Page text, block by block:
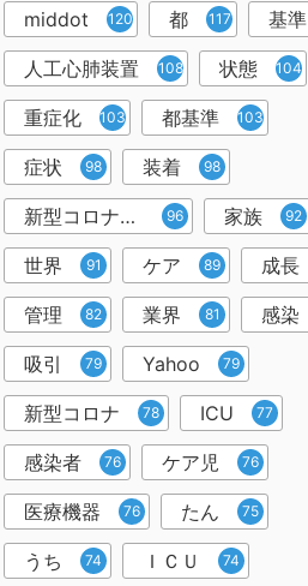
middot 120 都 117 基準
人工心肺装置 108 状態 104
重症化 103 都基準 103
症状 98 装着 98
新型コロナウイルス 96 家族 92
世界 91 ケア 89 成長
管理 82 業界 81 感染
吸引 79 Yahoo 79
新型コロナ 78 ICU 77
感染者 76 ケア児 76
医療機器 76 たん 75
うち 74 ＩＣＵ 74